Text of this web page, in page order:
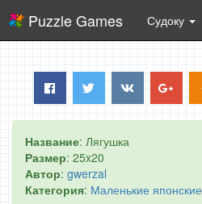
Puzzle Games Судоку
Название: Лягушка
Размер: 25x20
Автор: gwerzal
Категория: Маленькие японские